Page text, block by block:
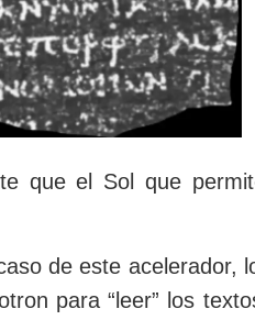
que el Sol que
de este acelerador,
para “leer” los